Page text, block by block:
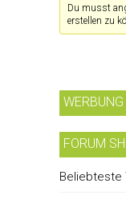
Du musst
erstellen zu
WERBUNG
FORUM
Beliebteste